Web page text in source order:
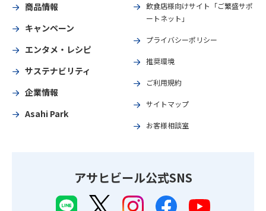
商品情報
キャンペーン
エンタメ・レシピ
サステナビリティ
企業情報
Asahi Park
飲食店様向けサイト「ご繁盛サポ
ートネット」
プライバシーポリシー
推奨環境
ご利用規約
サイトマップ
お客様相談室
アサヒビール公式SNS